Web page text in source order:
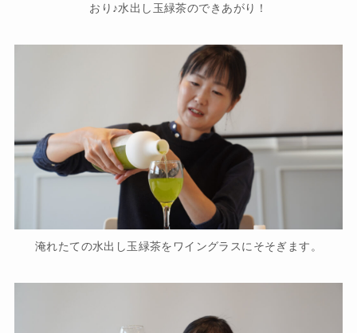
おり♪水出し玉緑茶のできあがり！
淹れたての水出し玉緑茶をワイングラスにそそぎます。